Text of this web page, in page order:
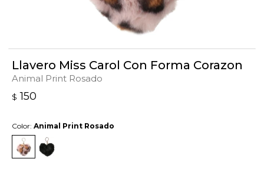
Llavero Miss Carol Con Forma Corazon
Animal Print Rosado
$ 150
Color: Animal Print Rosado